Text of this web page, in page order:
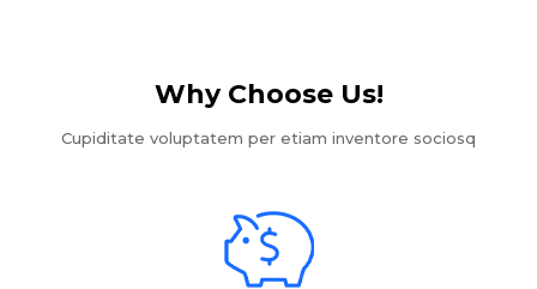
Why Choose Us!​
Cupiditate voluptatem per etiam inventore sociosq